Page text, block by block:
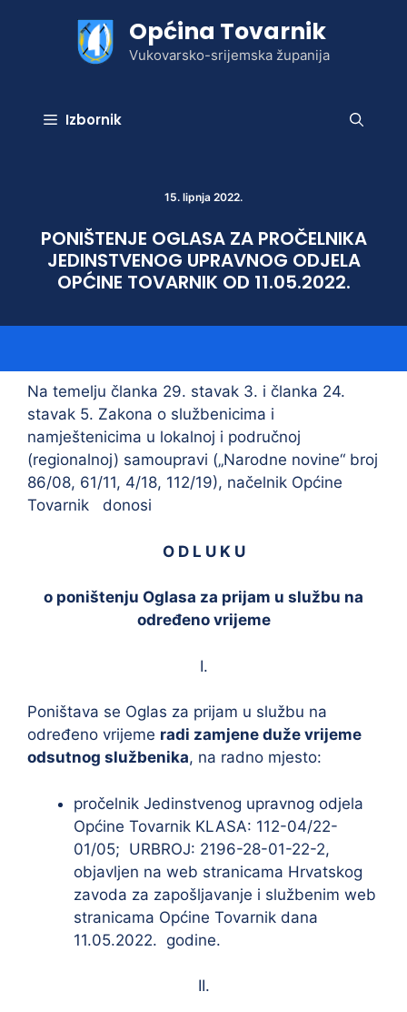
Općina Tovarnik
Vukovarsko-srijemska županija
Izbornik
15. lipnja 2022.
PONIŠTENJE OGLASA ZA PROČELNIKA
JEDINSTVENOG UPRAVNOG ODJELA
OPĆINE TOVARNIK OD 11.05.2022.
Na temelju članka 29. stavak 3. i članka 24.
stavak 5. Zakona o službenicima i
namještenicima u lokalnoj i područnoj
(regionalnoj) samoupravi („Narodne novine“ broj
86/08, 61/11, 4/18, 112/19), načelnik Općine
Tovarnik donosi
O D L U K U
o poništenju Oglasa za prijam u službu na
određeno vrijeme
I.
Poništava se Oglas za prijam u službu na
određeno vrijeme radi zamjene duže vrijeme
odsutnog službenika, na radno mjesto:
pročelnik Jedinstvenog upravnog odjela
Općine Tovarnik KLASA: 112-04/22-
01/05; URBROJ: 2196-28-01-22-2,
objavljen na web stranicama Hrvatskog
zavoda za zapošljavanje i službenim web
stranicama Općine Tovarnik dana
11.05.2022. godine.
II.